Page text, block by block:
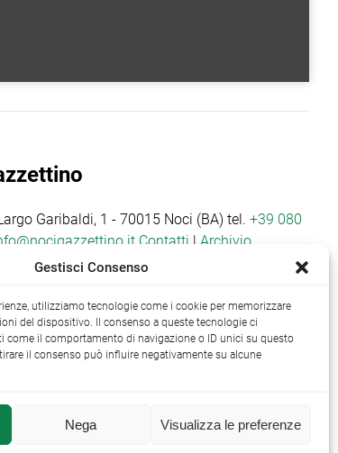
Garibaldi, 1 - 70015 Noci (BA) tel.+39 080
Contatti | Archivio
Gestisci Consenso
utilizziamo tecnologie come i cookie per memorizzare
del dispositivo. Il consenso a queste tecnologie ci
come il comportamento di navigazione o ID unici su questo
il consenso può influire negativamente su alcune
Nega Visualizza le preferenze